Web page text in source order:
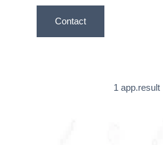
Contact
1 app.result